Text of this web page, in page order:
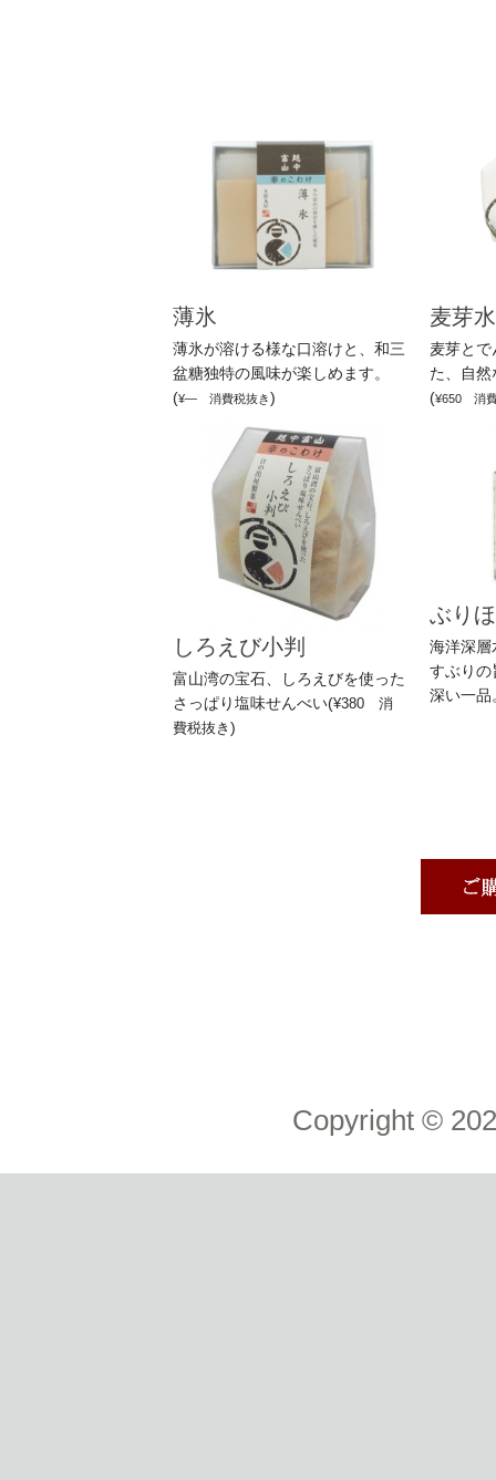
薄氷
薄氷が溶ける様な口溶けと、和三
盆糖独特の風味が楽しめます。
(¥— 消費税抜き)
麦芽
麦芽と
た、自
(¥650 消
しろえび小判
富山湾の宝石、しろえびを使った
さっぱり塩味せんべい(¥380 消
費税抜き )
ぶり
海洋深層
すぶり
深い一
Copyright ©